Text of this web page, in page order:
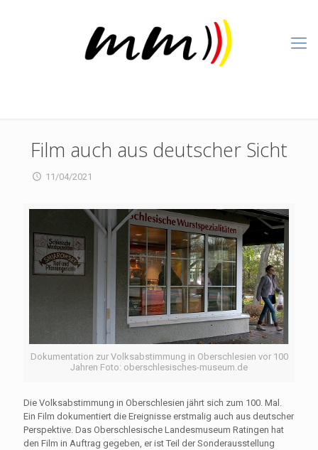
Film auch aus deutscher Sicht
11/04/2021
Dokumentation zur Volksabstimmung in Oberschlesien vor 100
Jahren Foto: oberschlesisches-museum.de
Die Volksabstimmung in Oberschlesien jährt sich zum 100. Mal.
Ein Film dokumentiert die Ereignisse erstmalig auch aus deutscher
Perspektive. Das Oberschlesische Landesmuseum Ratingen hat
den Film in Auftrag gegeben, er ist Teil der Sonderausstellung